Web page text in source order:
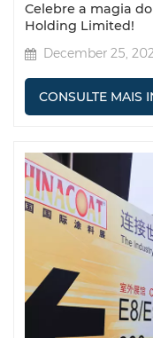
Celebre a magia
Holding Limited!
December 25,
CONSULTE MAIS